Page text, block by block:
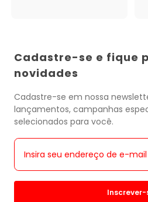
Cadastre-se e fique
novidades
Cadastre-se em nossa
lançamentos, campanhas
selecionados para você.
Inscrever-